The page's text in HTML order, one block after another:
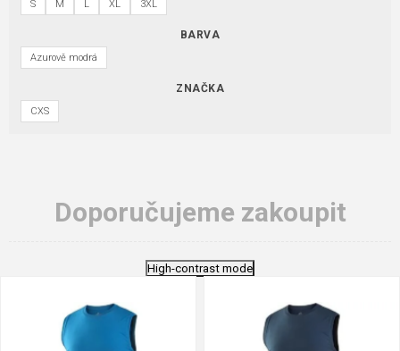
S M L XL 3XL
BARVA
Azurově modrá
ZNAČKA
CXS
Doporučujeme zakoupit
High-contrast mode